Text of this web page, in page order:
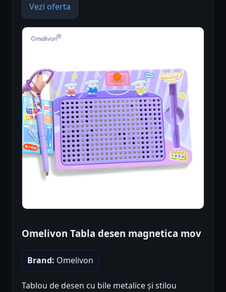
Vezi oferta
Omelivon Tabla desen magnetica mov
Brand: Omelivon
Tablou de desen cu bile metalice și stilou